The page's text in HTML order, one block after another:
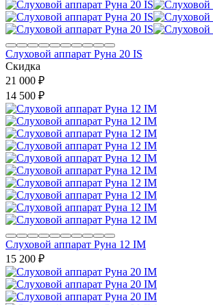
Слуховой аппарат Руна 20 IS
Скидка
21 000 ₽
14 500 ₽
Слуховой аппарат Руна 12 IM
15 200 ₽